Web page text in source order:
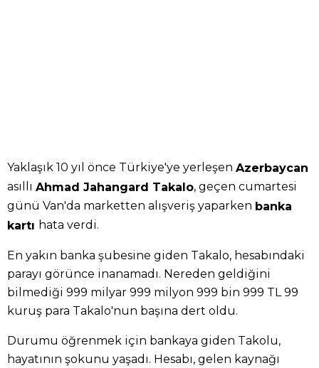
Yaklaşık 10 yıl önce Türkiye'ye yerleşen Azerbaycan
asıllı Ahmad Jahangard Takalo, geçen cumartesi
günü Van'da marketten alışveriş yaparken banka
kartı hata verdi.
En yakın banka şubesine giden Takalo, hesabındaki
parayı görünce inanamadı. Nereden geldiğini
bilmediği 999 milyar 999 milyon 999 bin 999 TL 99
kuruş para Takalo'nun başına dert oldu.
Durumu öğrenmek için bankaya giden Takolu,
hayatının şokunu yaşadı. Hesabı, gelen kaynağı